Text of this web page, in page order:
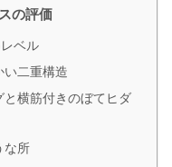
の評価
ベル
い二重構造
横筋付きのぼてヒダ
な所